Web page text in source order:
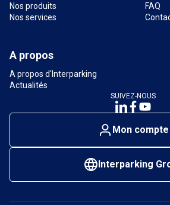
Nos produits
Nos services
FAQ
A propos
A propos d'Interparking
Actualités
SUIVEZ-NOUS
Mon compte
Interparking